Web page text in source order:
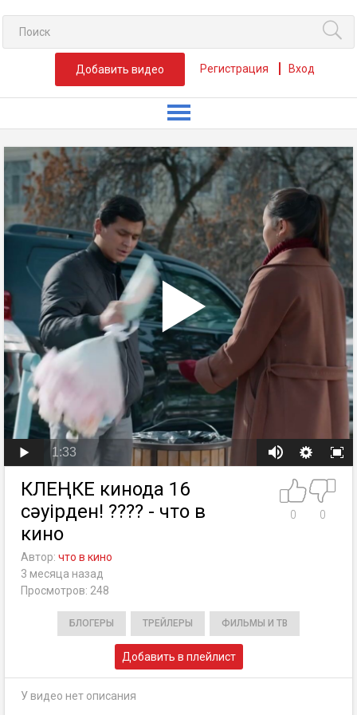
Добавить видео Регистрация Вход
1:33
КӨЛЕҢКЕ кинода 16
сәуірден! ???? - что в
кино
0 0
Автор: что в кино
3 месяца назад
Просмотров: 248
БЛОГЕРЫ ТРЕЙЛЕРЫ ФИЛЬМЫ И ТВ
Добавить в плейлист
У видео нет описания